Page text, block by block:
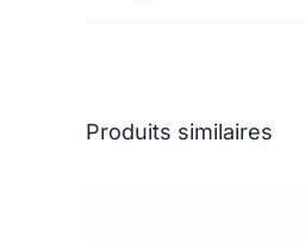
Produits similaires